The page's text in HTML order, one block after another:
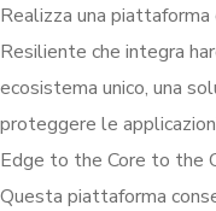
Realizza una
Resiliente che integra
ecosistema unico, una
proteggere le
Edge to the Core to the
Questa piattaforma